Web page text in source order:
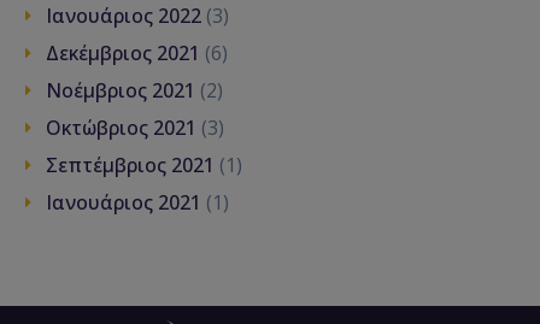
Ιανουάριος 2022 (3)
Δεκέμβριος 2021 (6)
Νοέμβριος 2021 (2)
Οκτώβριος 2021 (3)
Σεπτέμβριος 2021 (1)
Ιανουάριος 2021 (1)